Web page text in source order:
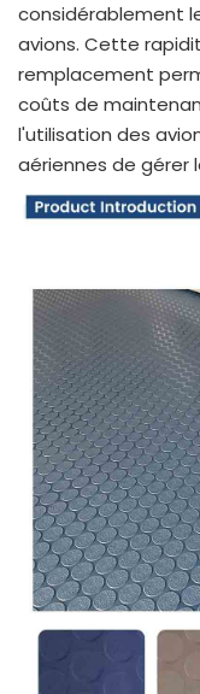
considérablement
avions. Cette
remplacement
coûts de
l'utilisation des
aériennes de gérer